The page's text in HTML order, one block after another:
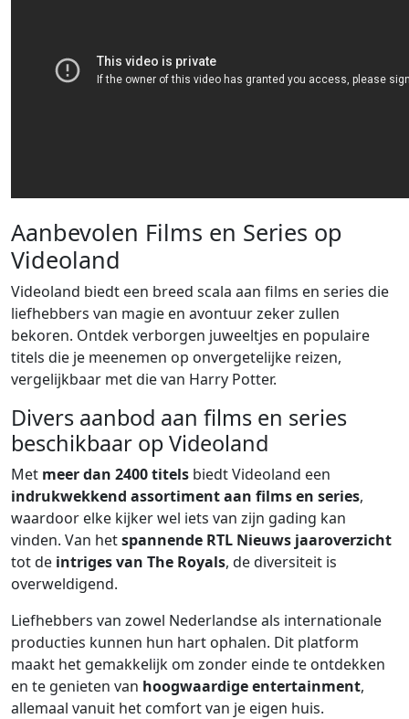
Aanbevolen Films en Series op
Videoland
Videoland biedt een breed scala aan films en series die
liefhebbers van magie en avontuur zeker zullen
bekoren. Ontdek verborgen juweeltjes en populaire
titels die je meenemen op onvergetelijke reizen,
vergelijkbaar met die van Harry Potter.
Divers aanbod aan films en series
beschikbaar op Videoland
Met meer dan 2400 titels biedt Videoland een
indrukwekkend assortiment aan films en series,
waardoor elke kijker wel iets van zijn gading kan
vinden. Van hetspannende RTL Nieuws jaaroverzicht
tot de intriges van The Royals, de diversiteit is
overweldigend.
Liefhebbers van zowel Nederlandse als internationale
producties kunnen hun hart ophalen. Dit platform
maakt het gemakkelijk om zonder einde te ontdekken
en te genieten van hoogwaardige entertainment,
allemaal vanuit het comfort van je eigen huis.